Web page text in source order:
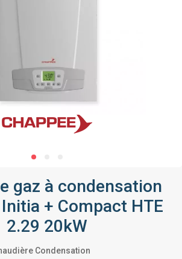
gaz à condensation
+ Compact HTE
2.29 20kW
Condensation